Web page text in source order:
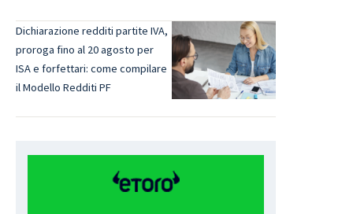
Dichiarazione redditi partite IVA,
proroga fino al 20 agosto per
ISA e forfettari: come compilare
il Modello Redditi PF